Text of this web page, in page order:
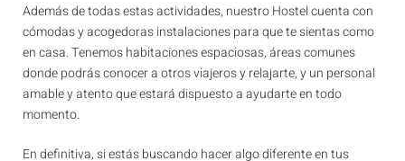
Además de todas estas actividades, nuestro Hostel cuenta con
cómodas y acogedoras instalaciones para que te sientas como
en casa. Tenemos habitaciones espaciosas, áreas comunes
donde podrás conocer a otros viajeros y relajarte, y un personal
amable y atento que estará dispuesto a ayudarte en todo
momento.
En definitiva, si estás buscando hacer algo diferente en tus